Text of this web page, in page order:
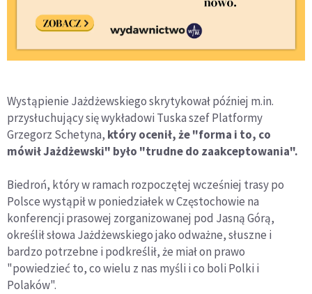
Wystąpienie Jażdżewskiego skrytykował później m.in.
przysłuchujący się wykładowi Tuska szef Platformy
Grzegorz Schetyna, który ocenił, że "forma i to, co
mówił Jażdżewski" było "trudne do zaakceptowania".
Biedroń, który w ramach rozpoczętej wcześniej trasy po
Polsce wystąpił w poniedziałek w Częstochowie na
konferencji prasowej zorganizowanej pod Jasną Górą,
określił słowa Jażdżewskiego jako odważne, słuszne i
bardzo potrzebne i podkreślił, że miał on prawo
"powiedzieć to, co wielu z nas myśli i co boli Polki i
Polaków".